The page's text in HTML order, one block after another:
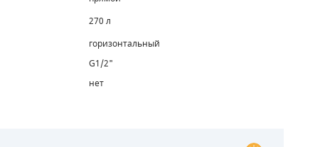
270 л
горизонтальный
G1/2"
нет